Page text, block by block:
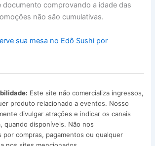
documento comprovando a idade das
não são cumulativas.
sua mesa no Edô Sushi por
Este site não comercializa ingressos,
produto relacionado a eventos. Nosso
divulgar atrações e indicar os canais
quando disponíveis. Não nos
por compras, pagamentos ou qualquer